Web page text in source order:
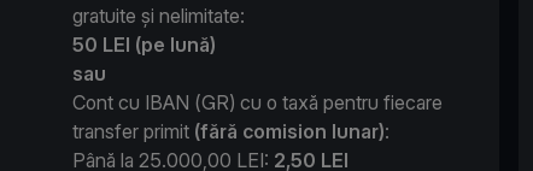
gratuite și nelimitate:
50 LEI (pe lună)
sau
Cont cu IBAN (GR) cu o taxă pentru fiecare
transfer primit (fără comision lunar):
Până la 25.000,00 LEI: 2,50 LEI